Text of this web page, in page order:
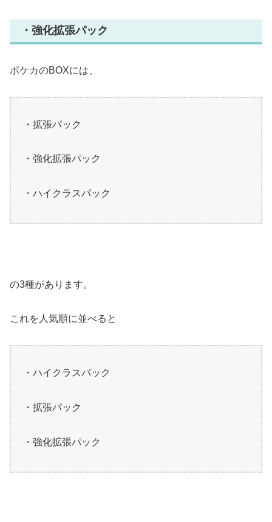
・強化拡張パック
ポケカのBOXには、
・拡張パック
・強化拡張パック
・ハイクラスパック
の3種があります。
これを人気順に並べると
・ハイクラスパック
・拡張パック
・強化拡張パック